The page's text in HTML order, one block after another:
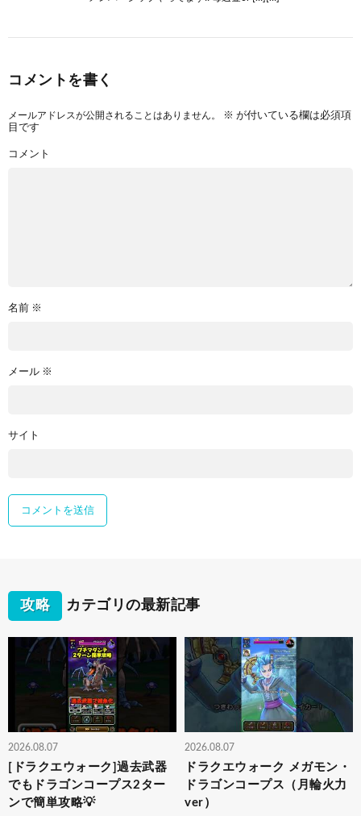
コメントを書く
メールアドレスが公開されることはありません。 ※ が付いている欄は必須項
目です
コメント
名前 ※
メール ※
サイト
攻略 カテゴリの最新記事
2026.08.07
[ドラクエウォーク]過去武器
でもドラゴンコープス2ター
ンで簡単攻略💡
2026.08.07
ドラクエウォーク メガモン・
ドラゴンコープス（月輪火力
ver）